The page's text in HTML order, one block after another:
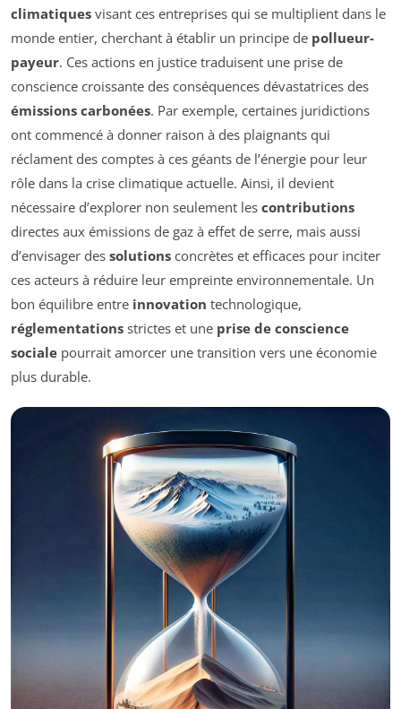
climatiques visant ces entreprises qui se multiplient dans le
monde entier, cherchant à établir un principe de pollueur-
payeur. Ces actions en justice traduisent une prise de
conscience croissante des conséquences dévastatrices des
émissions carbonées. Par exemple, certaines juridictions
ont commencé à donner raison à des plaignants qui
réclament des comptes à ces géants de l’énergie pour leur
rôle dans la crise climatique actuelle. Ainsi, il devient
nécessaire d’explorer non seulement les contributions
directes aux émissions de gaz à effet de serre, mais aussi
d’envisager des solutions concrètes et efficaces pour inciter
ces acteurs à réduire leur empreinte environnementale. Un
bon équilibre entre innovation technologique,
réglementations strictes et une prise de conscience
sociale pourrait amorcer une transition vers une économie
plus durable.